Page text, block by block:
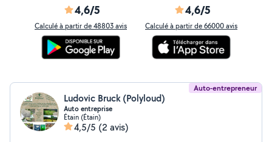
4,6/5
Calculé à partir de 48803 avis
4,6/5
Calculé à partir de 66000 avis
Auto-entrepreneur
Ludovic Bruck (Polyloud)
Auto entreprise
Étain (Étain)
4,5/5 (2 avis)